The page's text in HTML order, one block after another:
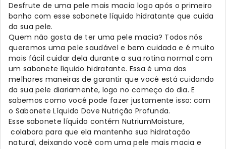
Desfrute de uma pele mais macia logo após o primeiro
banho com esse sabonete líquido hidratante que cuida
da sua pele.
Quem não gosta de ter uma pele macia? Todos nós
queremos uma pele saudável e bem cuidada e é muito
mais fácil cuidar dela durante a sua rotina normal com
um sabonete líquido hidratante. Essa é uma das
melhores maneiras de garantir que você está cuidando
da sua pele diariamente, logo no começo do dia. E
sabemos como você pode fazer justamente isso: com
o Sabonete Líquido Dove Nutrição Profunda.
Esse sabonete líquido contém NutriumMoisture,
colabora para que ela mantenha sua hidratação
natural, deixando você com uma pele mais macia e